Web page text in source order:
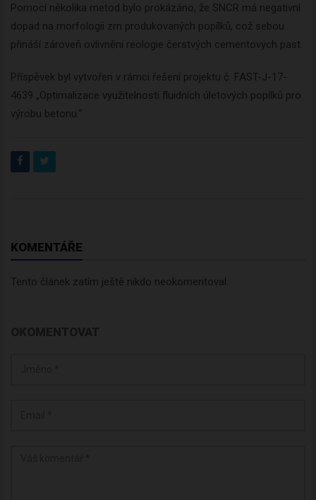
Pomocí několika metod bylo prokázáno, že SNCR má negativní
dopad na morfologii zrn produkovaných popílků, což sebou
přináší zároveň ovlivnění reologie čerstvých cementových past.
Příspěvek byl vytvořen v rámci řešení projektu č. FAST-J-17-
4639 „Optimalizace využitelnosti fluidních úletových popílků pro
výrobu betonu.“
KOMENTÁŘE
Tento článek zatím ještě nikdo neokomentoval.